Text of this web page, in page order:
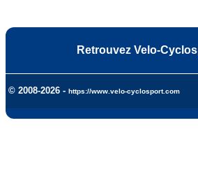
Retrouvez Velo-
© 2008-2026 - https://www.velo-cyclosport.com